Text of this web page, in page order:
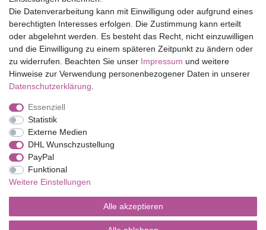
Shop
Mein Konto
Service
Versandkosten
Impressum
Barrierefreiheitserklärung
Die Datenverarbeitung kann mit Einwilligung oder aufgrund eines
berechtigten Interesses erfolgen. Die Zustimmung kann erteilt
oder abgelehnt werden. Es besteht das Recht, nicht einzuwilligen
und die Einwilligung zu einem späteren Zeitpunkt zu ändern oder
zu widerrufen. Beachten Sie unser Impressum und weitere
Hinweise zur Verwendung personenbezogener Daten in unserer
Daten­schutz­erklärung
Essenziell
Statistik
Externe Medien
DHL Wunschzustellung
PayPal
Funktional
Weitere Einstellungen
Alle akzeptieren